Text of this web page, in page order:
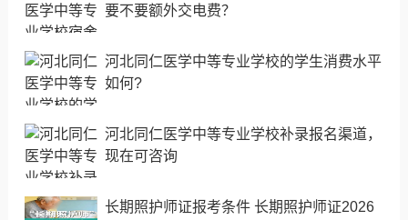
要不要额外交电费？
河北同仁医学中等专业学校的学生消费水平
如何?
河北同仁医学中等专业学校补录报名渠道，
现在可咨询
长期照护师证报考条件 长期照护师证2026